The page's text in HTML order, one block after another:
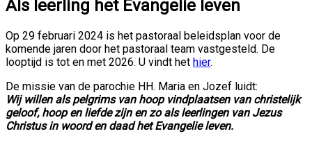
Als leerling het Evangelie leven
Op 29 februari 2024 is het pastoraal beleidsplan voor de
komende jaren door het pastoraal team vastgesteld. De
looptijd is tot en met 2026. U vindt het hier.
De missie van de parochie HH. Maria en Jozef luidt:
Wij willen als pelgrims van hoop vindplaatsen van christelijk
geloof, hoop en liefde zijn en zo als leerlingen van Jezus
Christus in woord en daad het Evangelie leven.